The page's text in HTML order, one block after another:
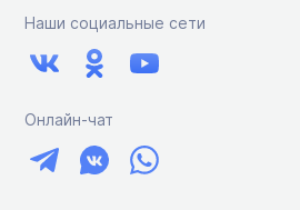
Наши социальные сети
Онлайн-чат